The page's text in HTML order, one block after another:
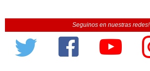
Seguinos en nuestras redes!